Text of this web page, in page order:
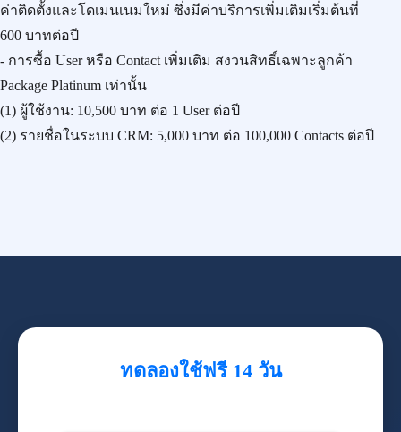
ค่าติดตั้งและโดเมนเนมใหม่ ซึ่งมีค่าบริการเพิ่มเติมเริ่มต้นที่
600 บาทต่อปี
- การซื้อ User หรือ Contact เพิ่มเติม สงวนสิทธิ์เฉพาะลูกค้า
Package Platinum เท่านั้น
(1) ผู้ใช้งาน: 10,500 บาท ต่อ 1 User ต่อปี
(2) รายชื่อในระบบ CRM: 5,000 บาท ต่อ 100,000 Contacts ต่อปี
ทดลองใช้ฟรี 14 วัน